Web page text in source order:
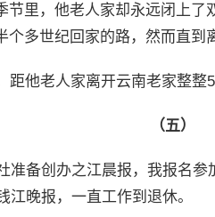
节里，他老人家却永远闭上
个多世纪回家的路，然而直
距他老人家离开云南老家整整
（五）
准备创办之江晨报，我报名
江晚报，一直工作到退休。